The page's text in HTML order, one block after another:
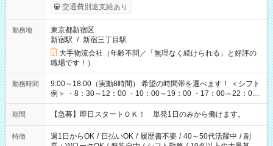
交通費別途支給あり
勤務地
東京都新宿区
新宿駅 / 新宿三丁目駅
大手物流会社（年齢不問／「無理なく続けられる」と好評の
職場です！）
勤務時間
9:00～18:00（実動8時間） 希望の時間帯を選べます！ ＜シフト
例＞ ・8：30～12：00 ・10：00～19：00 ・17：00～22：00
・13：00～22：00 ・22：00～翌6：00 など
期間 【急募】即日スタートＯＫ！ 単発1日のみから働けます。
特徴 週1日からOK / 日払いOK / 履歴書不要 / 40～50代活躍中 / 副